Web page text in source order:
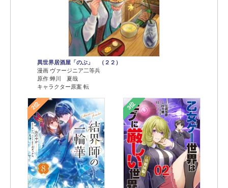
異世界居酒屋「のぶ」 （２２）
漫画 ヴァージニア二等兵
原作 蝉川 夏哉
キャラクター原案 転
2位 3位